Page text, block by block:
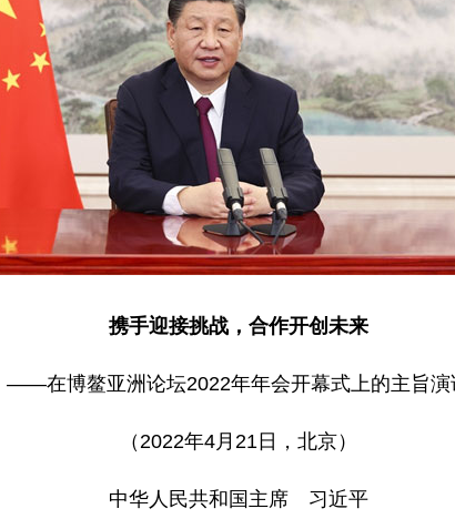
携手迎接挑战，合作开创未来
——在博鳌亚洲论坛2022年年会开幕式上的主旨演
（2022年4月21日，北京）
中华人民共和国主席 习近平